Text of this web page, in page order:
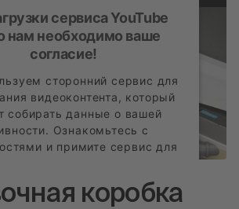
сервиса YouTube
нам необходимо ваше
согласие!
сторонний сервис для
видеоконтента, который
собирать данные о вашей
Ознакомьтесь с
и примите сервис для
Подробнеекоробка